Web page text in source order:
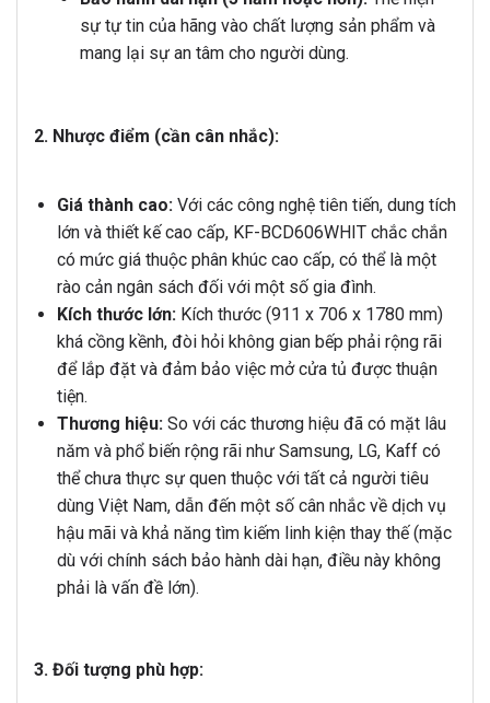
sự tự tin của hãng vào chất lượng sản phẩm và
mang lại sự an tâm cho người dùng.
2. Nhược điểm (cần cân nhắc):
Giá thành cao:Với các công nghệ tiên tiến, dung tích
lớn và thiết kế cao cấp, KF-BCD606WHIT chắc chắn
có mức giá thuộc phân khúc cao cấp, có thể là một
rào cản ngân sách đối với một số gia đình.
Kích thước lớn:Kích thước (911 x 706 x 1780 mm)
khá cồng kềnh, đòi hỏi không gian bếp phải rộng rãi
để lắp đặt và đảm bảo việc mở cửa tủ được thuận
tiện.
Thương hiệu:So với các thương hiệu đã có mặt lâu
năm và phổ biến rộng rãi như Samsung, LG, Kaff có
thể chưa thực sự quen thuộc với tất cả người tiêu
dùng Việt Nam, dẫn đến một số cân nhắc về dịch vụ
hậu mãi và khả năng tìm kiếm linh kiện thay thế (mặc
dù với chính sách bảo hành dài hạn, điều này không
phải là vấn đề lớn).
3. Đối tượng phù hợp: